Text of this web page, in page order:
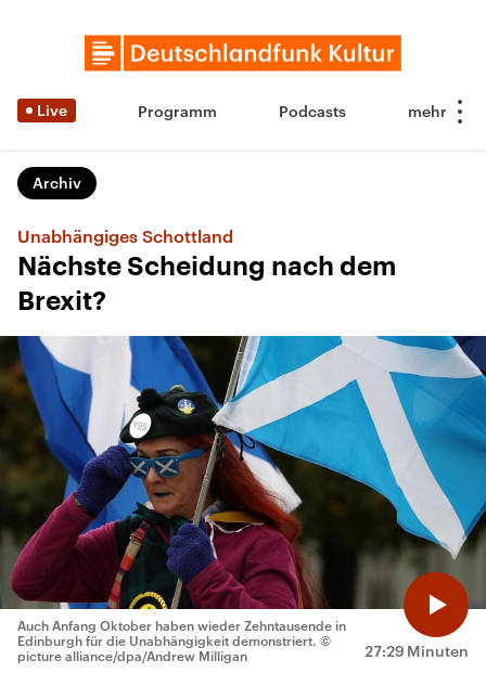
Live Programm Podcasts
Archiv
Unabhängiges Schottland
Nächste Scheidung nach dem
Brexit?
27:29 Minuten
Auch Anfang Oktober haben wieder Zehntausende in
Edinburgh für die Unabhängigkeit demonstriert. ©
picture alliance/dpa/Andrew Milligan